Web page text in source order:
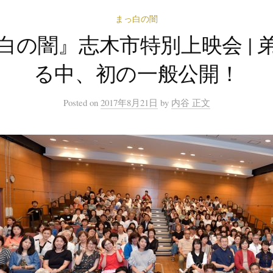
まっ白の闇
の闇』志木市特別上映会 |
る中、初の一般公開！
Posted on 2017年8月21日 by 内谷 正文